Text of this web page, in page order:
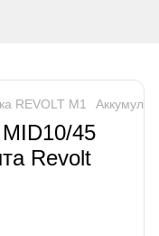
REVOLT М1
45
Revolt